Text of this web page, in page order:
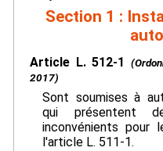
Section 1 :
Article L. 512-1
2017)
Sont soumises à
qui présentent
inconvénients pour
l'article L. 511-1.